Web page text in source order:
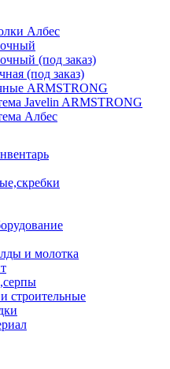
Албес
(под заказ)
(под заказ)
ARMSTRONG
Javelin ARMSTRONG
Албес
и молотка
строительные